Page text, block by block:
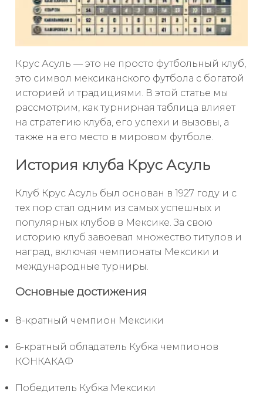
Крус Асуль — это не просто футбольный клуб,
это символ мексиканского футбола с богатой
историей и традициями. В этой статье мы
рассмотрим, как турнирная таблица влияет
на стратегию клуба, его успехи и вызовы, а
также на его место в мировом футболе.
История клуба Крус Асуль
Клуб Крус Асуль был основан в 1927 году и с
тех пор стал одним из самых успешных и
популярных клубов в Мексике. За свою
историю клуб завоевал множество титулов и
наград, включая чемпионаты Мексики и
международные турниры.
Основные достижения
8-кратный чемпион Мексики
6-кратный обладатель Кубка чемпионов
КОНКАКАФ
Победитель Кубка Мексики